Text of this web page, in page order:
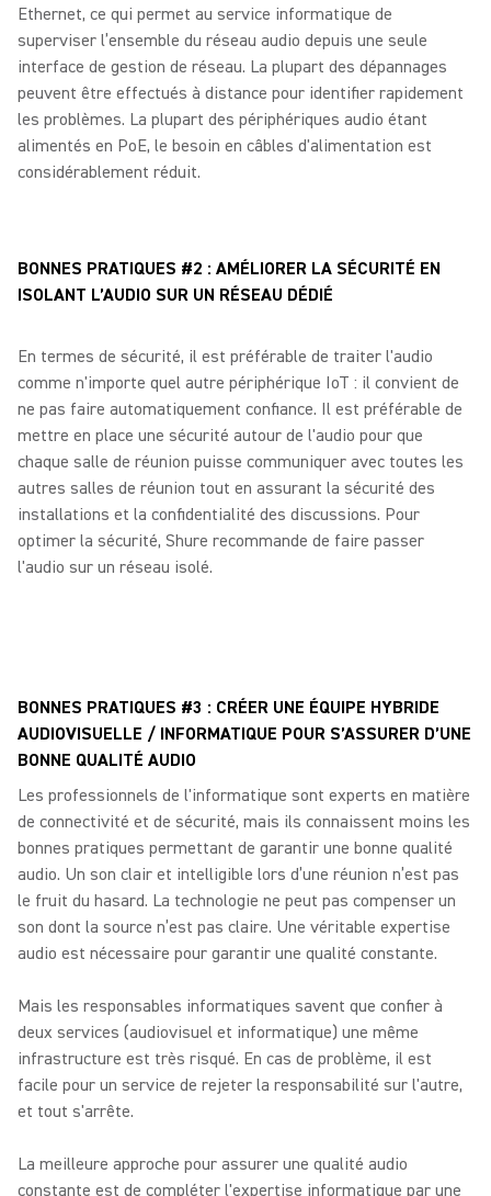
Ethernet, ce qui permet au service informatique de
superviser l’ensemble du réseau audio depuis une seule
interface de gestion de réseau. La plupart des dépannages
peuvent être effectués à distance pour identifier rapidement
les problèmes. La plupart des périphériques audio étant
alimentés en PoE, le besoin en câbles d'alimentation est
considérablement réduit.
BONNES PRATIQUES #2 : AMÉLIORER LA SÉCURITÉ EN
ISOLANT L’AUDIO SUR UN RÉSEAU DÉDIÉ
En termes de sécurité, il est préférable de traiter l'audio
comme n'importe quel autre périphérique IoT : il convient de
ne pas faire automatiquement confiance. Il est préférable de
mettre en place une sécurité autour de l'audio pour que
chaque salle de réunion puisse communiquer avec toutes les
autres salles de réunion tout en assurant la sécurité des
installations et la confidentialité des discussions. Pour
optimer la sécurité, Shure recommande de faire passer
l'audio sur un réseau isolé.
BONNES PRATIQUES #3 : CRÉER UNE ÉQUIPE HYBRIDE
AUDIOVISUELLE / INFORMATIQUE POUR S’ASSURER D’UNE
BONNE QUALITÉ AUDIO
Les professionnels de l'informatique sont experts en matière
de connectivité et de sécurité, mais ils connaissent moins les
bonnes pratiques permettant de garantir une bonne qualité
audio. Un son clair et intelligible lors d’une réunion n’est pas
le fruit du hasard. La technologie ne peut pas compenser un
son dont la source n’est pas claire. Une véritable expertise
audio est nécessaire pour garantir une qualité constante.
Mais les responsables informatiques savent que confier à
deux services (audiovisuel et informatique) une même
infrastructure est très risqué. En cas de problème, il est
facile pour un service de rejeter la responsabilité sur l'autre,
et tout s'arrête.
La meilleure approche pour assurer une qualité audio
constante est de compléter l'expertise informatique par une